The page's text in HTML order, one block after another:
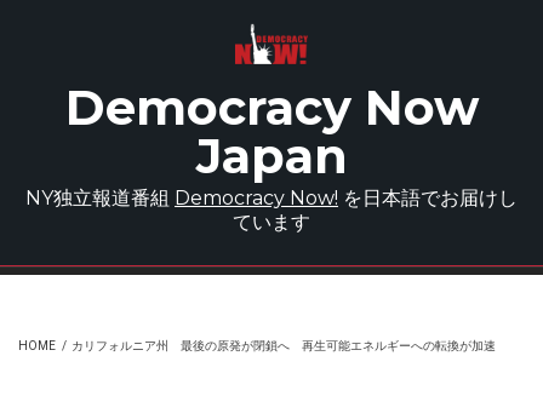
Democracy Now
Japan
NY独立報道番組 Democracy Now! を日本語でお届けし
ています
HOME / カリフォルニア州 最後の原発が閉鎖へ 再生可能エネルギーへの転換が加速